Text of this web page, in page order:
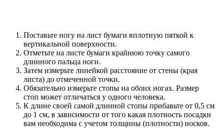
Поставьте ногу на лист бумаги вплотную пяткой к
вертикальной поверхности.
Отметьте на листе бумаги крайнюю точку самого
длинного пальца ноги.
Затем измерьте линейкой расстояние от стены (края
листа) до отмеченной точки.
Обязательно измерьте стопы на обоих ногах. Размер
стоп может отличаться у одного человека.
К длине своей самой длинной стопы прибавьте от 0,5 см
до 1 см, в зависимости от того какая плотность посадки
вам необходима с учетом толщины (плотности) носков.